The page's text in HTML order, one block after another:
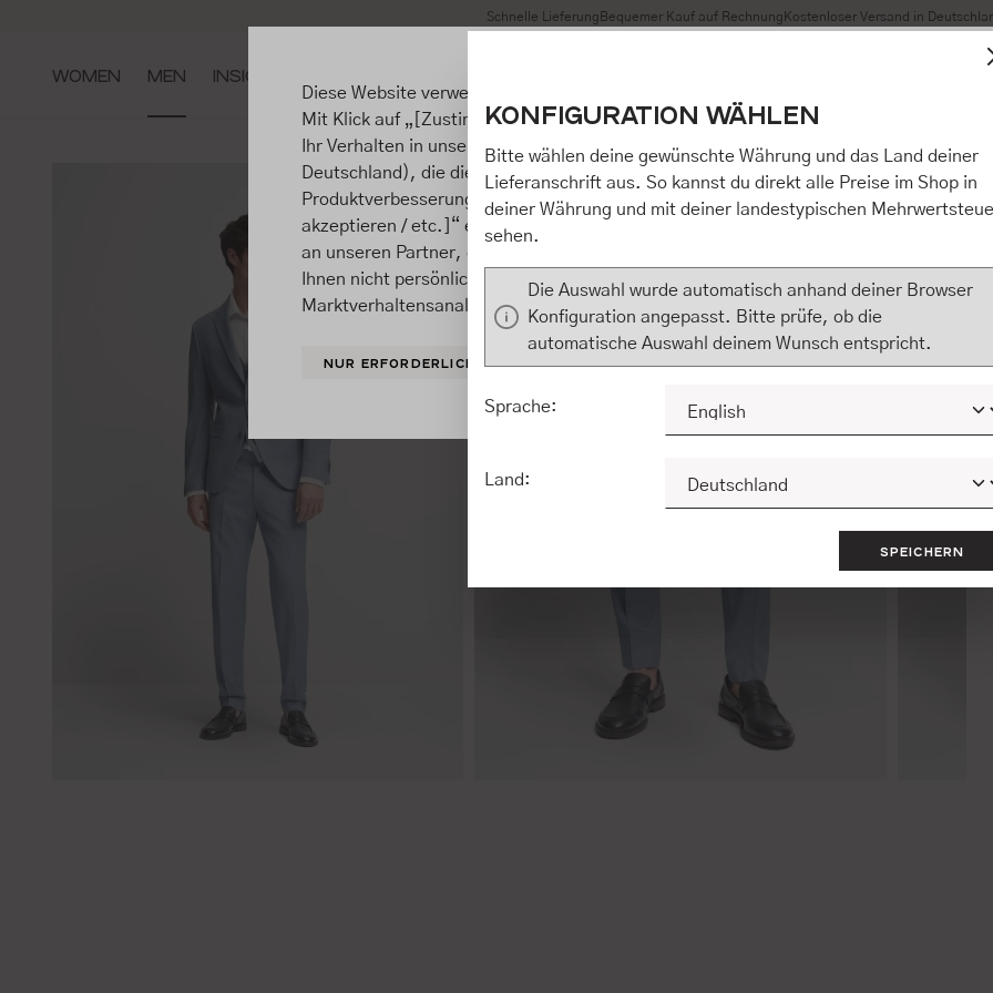
Zur Hauptnavigation springen Schnelle Lieferung Bequemer Kauf auf Rechnung Kostenloser Versand in
WOMEN MEN INSIGHTS
Diese Website verwendet Cookies, um eine bestmögliche Erfahrung bieten zu können.
Mit Klick auf „[Zustimmen / Alles akzeptieren / etc.]“ erteilen Sie Ihre Einwilligung
Ihr Verhalten in unserem Shop an unseren Partner, die shopware AG (Ebbinghoff 10,
Deutschland), die diese Daten Ihnen nicht persönlich zuordnen kann, sie aber zu
Produktverbesserungen, Marktverhaltensanalysen) verarbeiten darf. Mit Klick auf
akzeptieren / etc.]“ erteilen Sie Ihre Einwilligung auch in die Weitergabe über Ihr
an unseren Partner, die shopware AG (Ebbinghoff 10, 48624 Schöppingen,
Ihnen nicht persönlich zuordnen kann, sie aber zu eigenen Zwecken (z.B.
Marktverhaltensanalysen) verarbeiten darf.
NUR ERFORDERLICHE KONFIGURIEREN ALLE COOKIES
KONFIGURATION WÄHLEN
Bitte wählen deine gewünschte Währung und das Land deiner
Lieferanschrift aus. So kannst du direkt alle Preise im Shop in
deiner Währung und mit deiner landestypischen
sehen.
Die Auswahl wurde automatisch anhand deiner Browser
Konfiguration angepasst. Bitte prüfe, ob die
automatische Auswahl deinem Wunsch entspricht.
Sprache:
Land:
SPEICHERN